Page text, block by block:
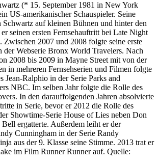
(* 15. September 1981 in New York
US-amerikanischer Schauspieler. Seine
Schwartz auf kleinen Bühnen und hinter den
seinen ersten Fernsehauftritt bei Late Night
Zwischen 2007 und 2008 folgte seine erste
der Webserie Bronx World Travelers. Nach
2008 bis 2009 in Mayne Street mit von der
in mehreren Fernsehserien und Filmen folgte
Jean-Ralphio in der Serie Parks and
NBC. Im selben Jahr folgte die Rolle des
In den darauffolgenden Jahren absolvierte
in Serie, bevor er 2012 die Rolle des
Showtime-Serie House of Lies neben Don
ergatterte. Außerdem leiht er der
Cunningham in der Serie Randy
aus der 9. Klasse seine Stimme. 2013 trat er
im Film Runner Runner auf. Quelle: